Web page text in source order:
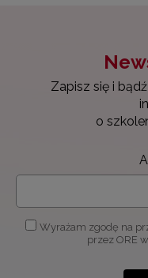
Zapisz się i
o
Wyrażam zgodę na
przez ORE